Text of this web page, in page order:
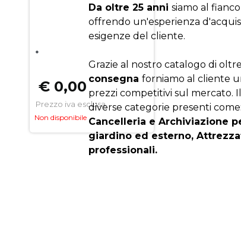
*
€ 0,00
Prezzo iva esclusa
Non disponibile
Da oltre 25 annisiamo al
offrendo un'esperienza
esigenze del cliente.
Grazie al nostro catalogo di oltre
consegnaforniamo al cliente
prezzi competitivi sul mercato.
diverse categorie presenti
Cancelleria e Archiviazione
giardino ed esterno,
professionali.